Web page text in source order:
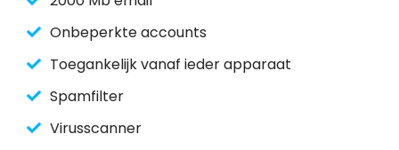
Onbeperkte accounts
Toegankelijk vanaf ieder apparaat
Spamfilter
Virusscanner